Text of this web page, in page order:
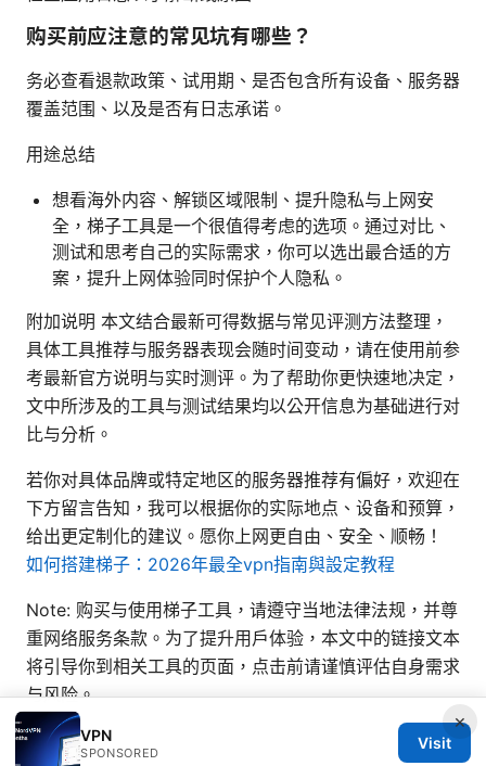
购买前应注意的常见坑有哪些？
务必查看退款政策、试用期、是否包含所有设备、服务器
覆盖范围、以及是否有日志承诺。
用途总结
想看海外内容、解锁区域限制、提升隐私与上网安
全，梯子工具是一个很值得考虑的选项。通过对比、
测试和思考自己的实际需求，你可以选出最合适的方
案，提升上网体验同时保护个人隐私。
附加说明 本文结合最新可得数据与常见评测方法整理，
具体工具推荐与服务器表现会随时间变动，请在使用前参
考最新官方说明与实时测评。为了帮助你更快速地决定，
文中所涉及的工具与测试结果均以公开信息为基础进行对
比与分析。
若你对具体品牌或特定地区的服务器推荐有偏好，欢迎在
下方留言告知，我可以根据你的实际地点、设备和预算，
给出更定制化的建议。愿你上网更自由、安全、顺畅！
如何搭建梯子：2026年最全vpn指南與設定教程
Note: 购买与使用梯子工具，请遵守当地法律法规，并尊
重网络服务条款。为了提升用户体验，本文中的链接文本
将引导你到相关工具的页面，点击前请谨慎评估自身需求
与风险。
Sources:
×
VPN
SPONSORED
Visit